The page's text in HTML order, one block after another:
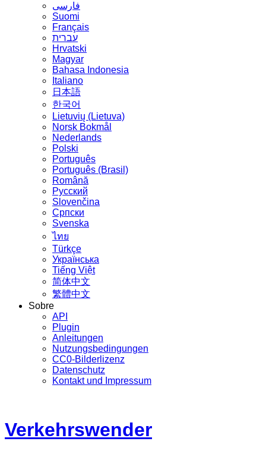
فارسی
Suomi
Français
עברית
Hrvatski
Magyar
Bahasa Indonesia
Italiano
日本語
한국어
Lietuvių (Lietuva)
‪Norsk Bokmål‬
Nederlands
Polski
Português
Português (Brasil)
Română
Русский
Slovenčina
Српски
Svenska
ไทย
Türkçe
Українська
Tiếng Việt
简体中文
繁體中文
Sobre
API
Plugin
Anleitungen
Nutzungsbedingungen
CC0-Bilderlizenz
Datenschutz
Kontakt und Impressum
Verkehrswender